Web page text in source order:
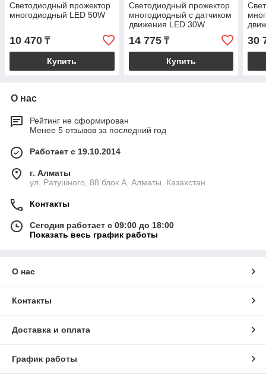
Светодиодный прожектор
многодиодный LED 50W
10 470 ₸
Купить
Светодиодный прожектор
многодиодный с датчиком
движения LED 30W
14 775₸
Купить
30
О нас
Рейтинг не сформирован
Менее 5 отзывов за последний год
Работает с 19.10.2014
г. Алматы
ул. Ратушного, 88 блок A, Алматы, Казахстан
Контакты
Сегодня работает с 09:00 до 18:00
Показать весь график работы
О нас
Контакты
Доставка и оплата
График работы